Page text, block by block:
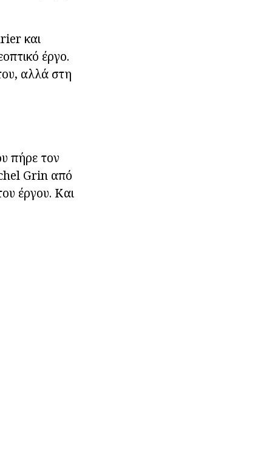
και
έργο.
αλλά στη
πήρε τον
Grin από
έργου. Και